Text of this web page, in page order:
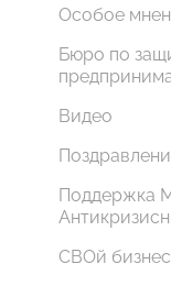
Особое
Бюро по
Видео
Поддержка
СВОй бизнес